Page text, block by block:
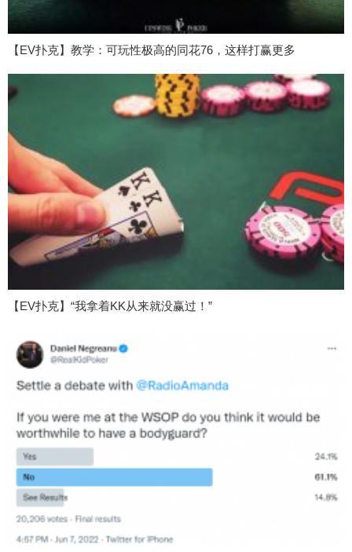
【EV扑克】教学：可玩性极高的同花76，这样打赢更多
【EV扑克】“我拿着KK从来就没赢过！”